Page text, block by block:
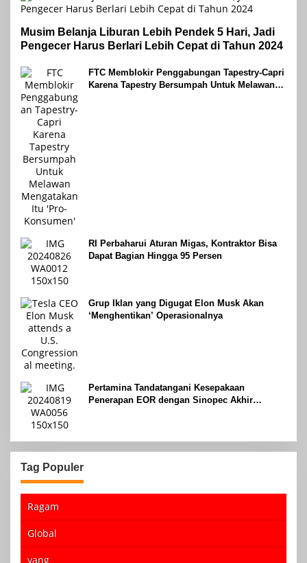
Musim Belanja Liburan Lebih Pendek 5 Hari, Jadi
Pengecer Harus Berlari Lebih Cepat di Tahun 2024
FTC Memblokir Penggabungan Tapestry-Capri
Karena Tapestry Bersumpah Untuk Melawan
RI Perbaharui Aturan Migas, Kontraktor Bisa
Dapat Bagian Hingga 95 Persen
Grup Iklan yang Digugat Elon Musk Akan
‘Menghentikan’ Operasionalnya
Pertamina Tandatangani Kesepakaan
Penerapan EOR dengan Sinopec Akhir
Tag Populer
Ragam
Global
yang